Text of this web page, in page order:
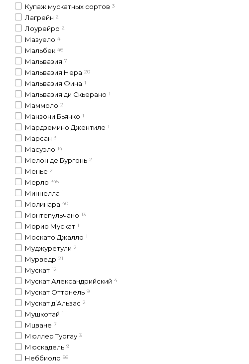
Купаж мускатных сортов 3
Лагрейн 2
Лоурейро 2
Мазуело 4
Мальбек 46
Мальвазия 7
Мальвазия Нера 20
Мальвазия Фина 1
Мальвазия ди Скьерано 1
Маммоло 2
Манзони Бьянко 1
Мардземино Джентиле 1
Марсан 3
Масуэло 14
Мелон де Бургонь 2
Менье 2
Мерло 345
Миннелла 1
Молинара 40
Монтепульчано 13
Морио Мускат 1
Москато Джалло 1
Муджуретули 2
Мурведр 21
Мускат 12
Мускат Александрийский 4
Мускат Оттонель 9
Мускат д’Альзас 2
Мушкотай 1
Мцване 7
Мюллер Тургау 3
Мюскадель 9
Неббиоло 56